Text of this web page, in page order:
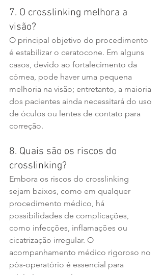
7. O crosslinking melhora a
visão?
O principal objetivo do procedimento
é estabilizar o ceratocone. Em alguns
casos, devido ao fortalecimento da
córnea, pode haver uma pequena
melhoria na visão; entretanto, a maioria
dos pacientes ainda necessitará do uso
de óculos ou lentes de contato para
correção.
8. Quais são os riscos do
crosslinking?
Embora os riscos do crosslinking
sejam baixos, como em qualquer
procedimento médico, há
possibilidades de complicações,
como infecções, inflamações ou
cicatrização irregular. O
acompanhamento médico rigoroso no
pós-operatório é essencial para